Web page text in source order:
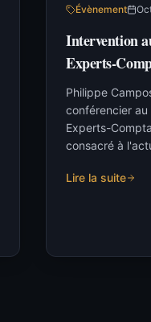
Évènement
Intervention
Experts-
Philippe
conférencier
Experts-
consacré à
Lire la suite